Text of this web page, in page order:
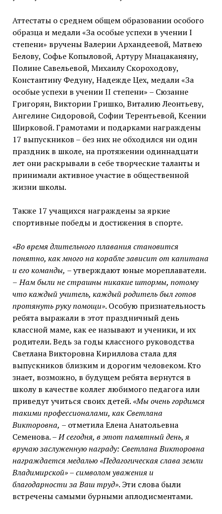
Аттестаты о среднем общем образовании особого
образца и медали «За особые успехи в учении I
степени» вручены Валерии Архандеевой, Матвею
Белову, Софье Копыловой, Артуру Мнацаканяну,
Полине Савельевой, Михаилу Скороходову,
Константину Федуну, Надежде Цех, медали «За
особые успехи в учении II степени» – Сюзанне
Григорян, Виктории Гришко, Виталию Леонтьеву,
Ангелине Сидоровой, Софии Терентьевой, Ксении
Ширковой. Грамотами и подарками награждены
17 выпускников – без них не обходился ни один
праздник в школе, на протяжении одиннадцати
лет они раскрывали в себе творческие таланты и
принимали активное участие в общественной
жизни школы.
Также 17 учащихся награждены за яркие
спортивные победы и достижения в спорте.
«Во время длительного плавания становится
понятно, как много на корабле зависит от капитана
и его команды, – утверждают юные мореплаватели.
–Нам были не страшны никакие штормы, потому
что каждый учитель, каждый родитель был готов
протянуть руку помощи». Особую признательность
ребята выражали в этот праздничный день
классной маме, как ее называют и ученики, и их
родители. Ведь за годы классного руководства
Светлана Викторовна Кириллова стала для
выпускников близким и дорогим человеком. Кто
знает, возможно, в будущем ребята вернутся в
школу в качестве коллег любимого педагога или
приведут учиться своих детей. «Мы очень гордимся
такими профессионалами, как Светлана
Викторовна, – отметила Елена Анатольевна
Семенова. –И сегодня, в этот памятный день, я
вручаю заслуженную награду: Светлана Викторовна
награждается медалью «Педагогическая слава земли
Владимирской» – символом уважения и
благодарности за Ваш труд». Эти слова были
встречены самыми бурными аплодисментами.